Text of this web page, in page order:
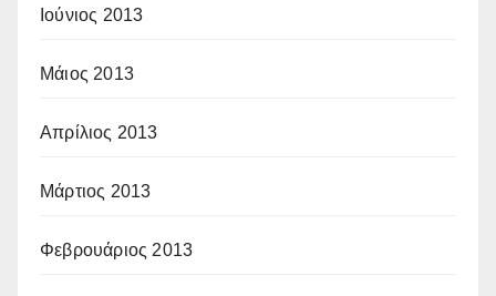
Ιούνιος 2013
Μάιος 2013
Απρίλιος 2013
Μάρτιος 2013
Φεβρουάριος 2013